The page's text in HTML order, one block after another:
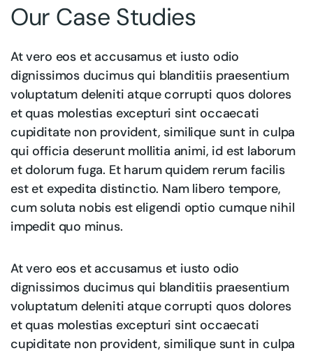
Our Case Studies
At vero eos et accusamus et iusto odio
dignissimos ducimus qui blanditiis praesentium
voluptatum deleniti atque corrupti quos dolores
et quas molestias excepturi sint occaecati
cupiditate non provident, similique sunt in culpa
qui officia deserunt mollitia animi, id est laborum
et dolorum fuga. Et harum quidem rerum facilis
est et expedita distinctio. Nam libero tempore,
cum soluta nobis est eligendi optio cumque nihil
impedit quo minus.
At vero eos et accusamus et iusto odio
dignissimos ducimus qui blanditiis praesentium
voluptatum deleniti atque corrupti quos dolores
et quas molestias excepturi sint occaecati
cupiditate non provident, similique sunt in culpa